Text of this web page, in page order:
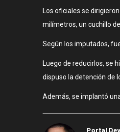
Los oficiales se
milímetros, un cuchillo
Según los imputados,
Luego de reducirlos, se
dispuso la detención de
Además, se implantó
Portal